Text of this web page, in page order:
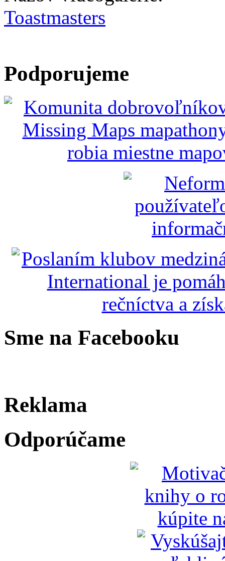
Toastmasters
Podporujeme
Sme na Facebooku
Reklama
Odporúčame